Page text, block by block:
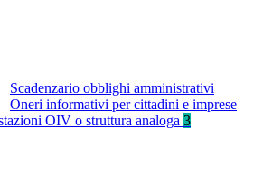
Scadenzario obblighi amministrativi
Oneri informativi per cittadini e imprese
OIV o struttura analoga 3